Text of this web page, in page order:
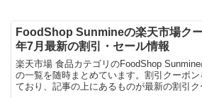
FoodShop Sunmineの楽天市場ク
年7月最新の割引・セール情報
楽天市場 食品カテゴリのFoodShop
の一覧を随時まとめています。割引クーポ
ており、記事の上にあるものが最新の割引ク